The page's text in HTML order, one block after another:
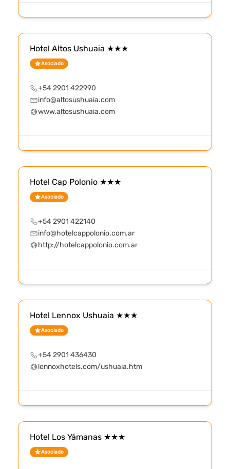
Hotel Altos Ushuaia ★★★
Asociado
+54 2901 422990
info@altosushuaia.com
www.altosushuaia.com
Hotel Cap Polonio ★★★
Asociado
+54 2901 422140
info@hotelcappolonio.com.ar
http://hotelcappolonio.com.ar
Hotel Lennox Ushuaia ★★★
Asociado
+54 2901 436430
lennoxhotels.com/ushuaia.htm
Hotel Los Yámanas ★★★
Asociado